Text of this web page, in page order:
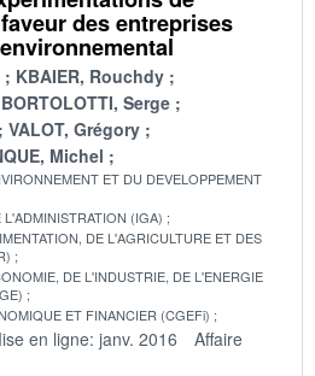
des entreprises
KBAIER, Rouchdy
BORTOLOTTI, Serge
VALOT, Grégory
Michel
ET DU DEVELOPPEMENT
(IGA)
DE L'AGRICULTURE ET DES
DE L'INDUSTRIE, DE L'ENERGIE
ET FINANCIER (CGEFi)
en ligne: janv. 2016
Affaire